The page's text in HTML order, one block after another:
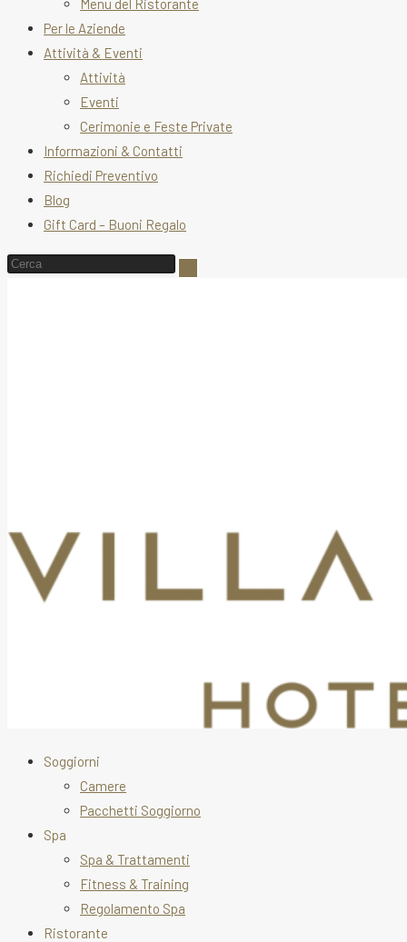
Menu del Ristorante
Per le Aziende
Attività & Eventi
Attività
Eventi
Cerimonie e Feste Private
Informazioni & Contatti
Richiedi Preventivo
Blog
Gift Card – Buoni Regalo
Soggiorni
Camere
Pacchetti Soggiorno
Spa
Spa & Trattamenti
Fitness & Training
Regolamento Spa
Ristorante